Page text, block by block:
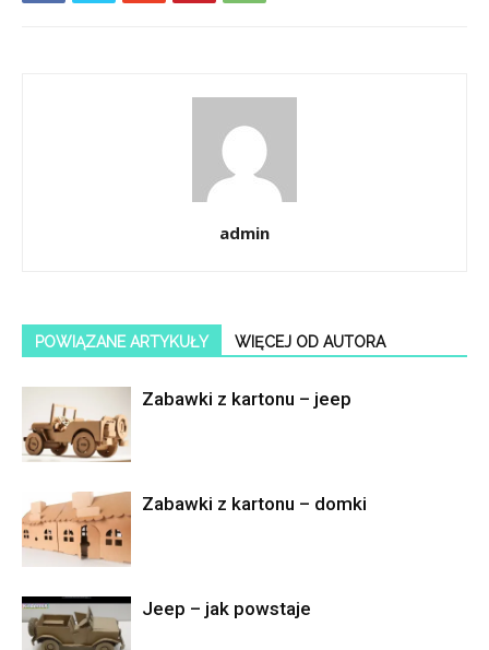
admin
POWIĄZANE ARTYKUŁY WIĘCEJ OD AUTORA
Zabawki z kartonu – jeep
Zabawki z kartonu – domki
Jeep – jak powstaje